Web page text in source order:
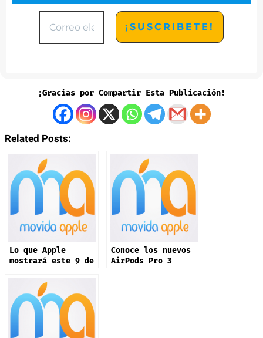
¡Gracias por Compartir Esta Publicación!
Related Posts:
Lo que Apple
mostrará este 9 de
17 y más productos
Conoce los nuevos
AirPods Pro 3